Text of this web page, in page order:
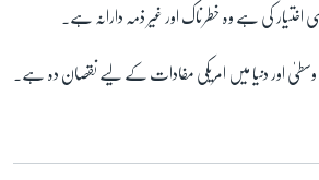
کی ہے وہ خطرناک اور غیر ذمہ دارانہ ہے۔
اور دنیا میں امریکی مفادات کے لیے نقصان دہ ہے۔